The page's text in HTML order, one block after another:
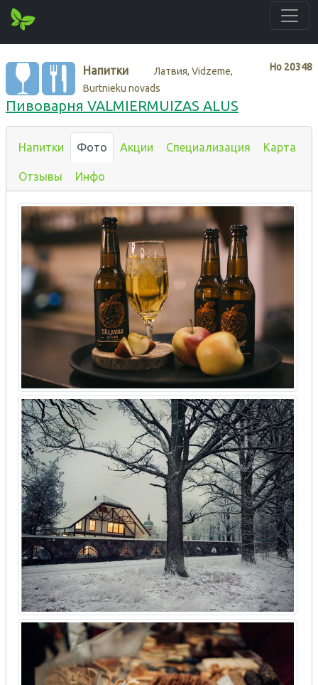
Нo 20348
Напитки
Латвия, Vidzeme,
Burtnieku novads
Пивоварня VALMIERMUIZAS ALUS
Напитки Фото Акции Специализация Карта
Отзывы Инфо